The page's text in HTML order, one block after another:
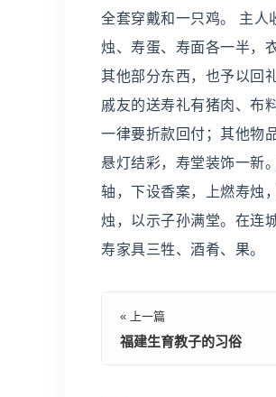
全套穿戴和一只鸡。 主人
烛、寿蛋、寿面各一半，
其他部分东西，也予以回
戚友的送寿礼有猪肉、布
一律要折款回付；其他物
悬灯结彩，寿堂装饰一新
轴，下设香案，上燃寿烛
烛，以示子孙满堂。在连
寿家具三牲、酒肴、果。
« 上一篇
福建生育教子的习俗